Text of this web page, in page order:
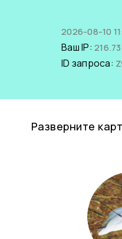
2026-08-10
Ваш IP:
ID запроса:
Разверните